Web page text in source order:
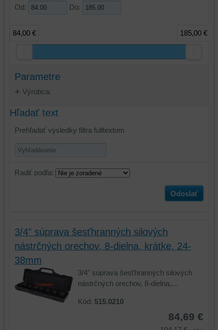
Od: Do:
84,00 € 185,00 €
Parametre
Výrobca:
Hľadať text
Prehľadať výsledky filtra fulltextom
Radiť podľa:
Odoslať
3/4" súprava šesťhranných silových
nástrčných orechov, 8-dielna, krátke, 24-
38mm
3/4" súprava šesťhranných silových
nástrčných orechov, 8-dielna,...
Kód: 515.0210
84,69 €